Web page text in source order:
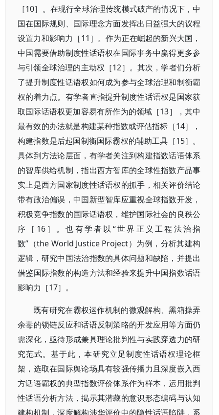
［10］。在现行全球治理传统模式破产的情况下，中
国在国际规则、国际理念方面发挥出日益强大的议程
设置力和影响力［11］。作为正在崛起的新兴大国，
中国需要借助制度性话语权在国际事务中赢得更多参
与引领全球治理的主动权［12］。其次，学者们分析
了提升制度性话语权如何成为参与全球治理和制衡霸
权的着力点。有学者直指提升制度性话语权是国家获
取国际话语权更加容易有所作为的领域［13］，其中
最有效的办法就是构建某种指数或评估指标［14］，
构建指数是后起国制衡国际霸权的辅助工具［15］。
具体到方法论层面，有学者关注到构建指数话语体系
的智库供给机制，指出西方智库的全球性指数产品事
实上是西方国家制度性话语权的抓手，相关评价结论
带有政治偏误，中国新型智库应重视全球指数开发，
积极竞争指数的国际话语权，维护国际社会的良秩公
序［16］。也有学者以“世界正义工程法治指
数”（the World Justice Project）为例，分析其建构
逻辑，研究中国法治指数的具体问题和缺陷，并提出
借鉴国际指数的构造方法和经验来提升中国指数话语
影响力［17］。
既有研究在霸权运作机制的微观解构、黑箱操弄
余毒的锁链反应和话语反制策略的开发应用等方面仍
需深化，亟待形成兼具理论批判性与实践穿透力的研
究范式。基于此，本研究立足制度性话语权理论框
架，选取在国际舆论场具有较强传播力且深度嵌入西
方话语霸权的典型指数评价体系作为样本，运用批判
性话语分析方法，揭示其潜藏的意识形态编码与认知
建构机制，深度解构涉华评价中的隐性话语陷阱，系